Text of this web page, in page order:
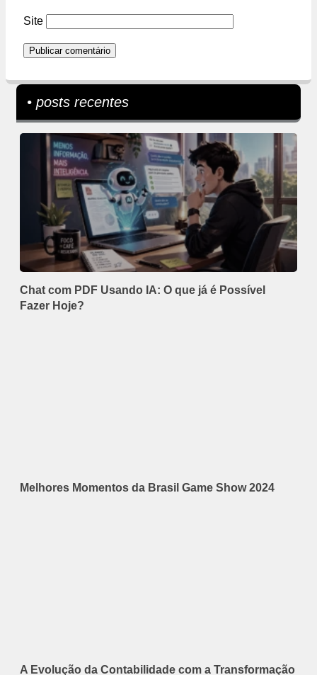
Site
• posts recentes
Chat com PDF Usando IA: O que já é Possível
Fazer Hoje?
Melhores Momentos da Brasil Game Show 2024
A Evolução da Contabilidade com a Transformação